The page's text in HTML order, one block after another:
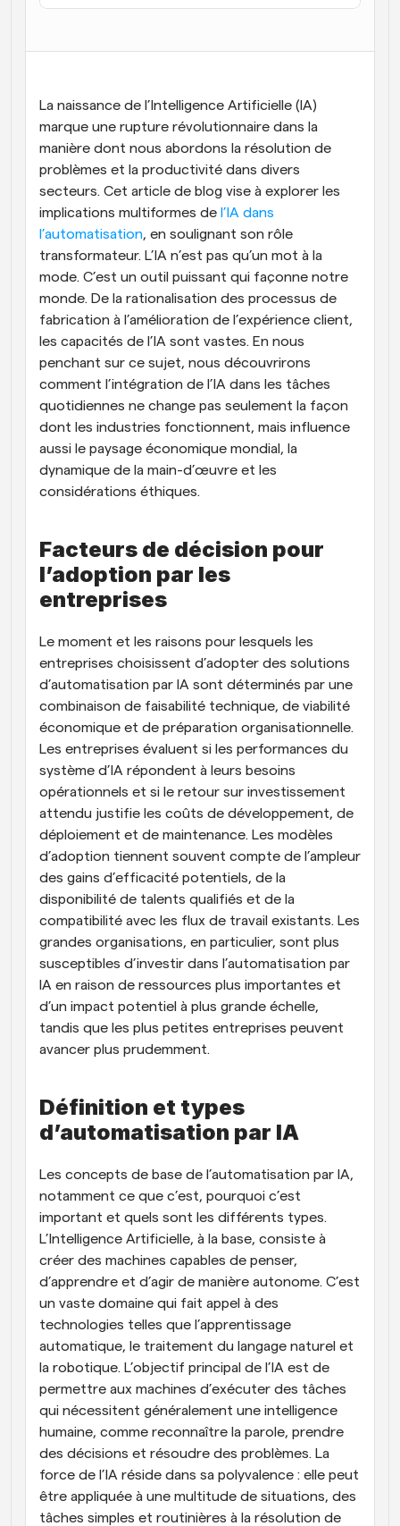
Programmation surpuissante avec des appels
alimentés par l'IA
Restez à jour avec les dernières nouvelles et mises à
Réunions instantanées
Rencontrez des clients en quelques minutes
Liens de groupe dynamique
Réservez facilement des réunions avec plusieurs
personnes
Webhooks
Soyez informé lorsque quelque chose se passe
La naissance de l’Intelligence Artificielle (IA)
marque une rupture révolutionnaire dans la
manière dont nous abordons la résolution de
problèmes et la productivité dans divers
secteurs. Cet article de blog vise à explorer les
implications multiformes de l’IA dans
l’automatisation, en soulignant son rôle
transformateur. L’IA n’est pas qu’un mot à la
mode. C’est un outil puissant qui façonne notre
monde. De la rationalisation des processus de
fabrication à l’amélioration de l’expérience client,
les capacités de l’IA sont vastes. En nous
penchant sur ce sujet, nous découvrirons
comment l’intégration de l’IA dans les tâches
quotidiennes ne change pas seulement la façon
dont les industries fonctionnent, mais influence
aussi le paysage économique mondial, la
dynamique de la main-d’œuvre et les
considérations éthiques.
Facteurs de décision pour
l’adoption par les
entreprises
Le moment et les raisons pour lesquels les
entreprises choisissent d’adopter des solutions
d’automatisation par IA sont déterminés par une
combinaison de faisabilité technique, de viabilité
économique et de préparation organisationnelle.
Les entreprises évaluent si les performances du
système d’IA répondent à leurs besoins
opérationnels et si le retour sur investissement
attendu justifie les coûts de développement, de
déploiement et de maintenance. Les modèles
d’adoption tiennent souvent compte de l’ampleur
des gains d’efficacité potentiels, de la
disponibilité de talents qualifiés et de la
compatibilité avec les flux de travail existants. Les
grandes organisations, en particulier, sont plus
susceptibles d’investir dans l’automatisation par
IA en raison de ressources plus importantes et
d’un impact potentiel à plus grande échelle,
tandis que les plus petites entreprises peuvent
avancer plus prudemment.
Définition et types
d’automatisation par IA
Les concepts de base de l’automatisation par IA,
notamment ce que c’est, pourquoi c’est
important et quels sont les différents types.
L’Intelligence Artificielle, à la base, consiste à
créer des machines capables de penser,
d’apprendre et d’agir de manière autonome. C’est
un vaste domaine qui fait appel à des
technologies telles que l’apprentissage
automatique, le traitement du langage naturel et
la robotique. L’objectif principal de l’IA est de
permettre aux machines d’exécuter des tâches
qui nécessitent généralement une intelligence
humaine, comme reconnaître la parole, prendre
des décisions et résoudre des problèmes. La
force de l’IA réside dans sa polyvalence : elle peut
être appliquée à une multitude de situations, des
tâches simples et routinières à la résolution de